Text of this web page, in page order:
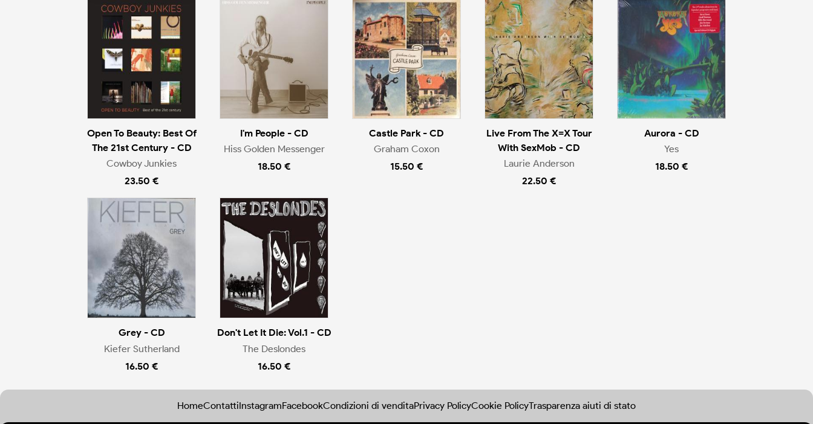
Open To Beauty: Best Of
The 21st Century - CD
Cowboy Junkies
23.50 €
I'm People - CD
Hiss Golden Messenger
18.50 €
Castle Park - CD
Graham Coxon
15.50 €
Live From The X=X Tour
With SexMob - CD
Laurie Anderson
22.50 €
Aurora - CD
Yes
18.50 €
Grey - CD
Kiefer Sutherland
16.50 €
Don't Let It Die: Vol.1 - CD
The Deslondes
16.50 €
HomeContattiInstagramFacebookCondizioni di venditaPrivacy PolicyCookie PolicyTrasparenza aiuti di stato